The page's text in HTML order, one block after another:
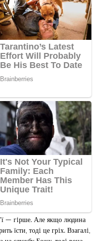
— гiрше. Але якщо людина
їсти, тодi це грiх. Взагалi,